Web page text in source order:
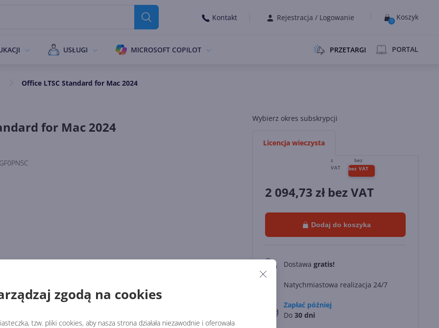
zgodą na cookies
tzw. pliki cookies, aby nasza strona działała niezawodnie i oferowała
Kontakt Rejestracja / Logowanie 0 Koszyk
USŁUGI MICROSOFT COPILOT PRZETARGI PORTAL
Office LTSC Standard for Mac 2024
for Mac 2024
Wybierz okres subskrypcji
Licencja wieczysta
2 094,73 zł bez VAT
Dodaj do koszyka
Dostawa gratis!
Natychmiastowa realizacja 24/7
Zapłać później
Do 30 dni